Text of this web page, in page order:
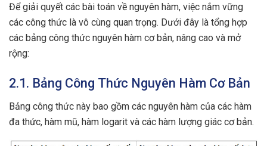
Để giải quyết các bài toán về nguyên hàm, việc nắm vững
các công thức là vô cùng quan trọng. Dưới đây là tổng hợp
các bảng công thức nguyên hàm cơ bản, nâng cao và mở
rộng:
2.1. Bảng Công Thức Nguyên Hàm Cơ Bản
Bảng công thức này bao gồm các nguyên hàm của các hàm
đa thức, hàm mũ, hàm logarit và các hàm lượng giác cơ bản.